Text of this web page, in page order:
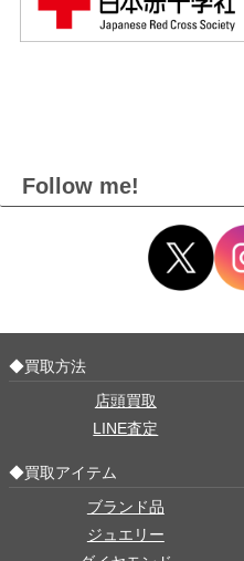
Follow me!
◆買取方法
店頭買取
LINE査定
◆買取アイテム
ブランド品
ジュエリー